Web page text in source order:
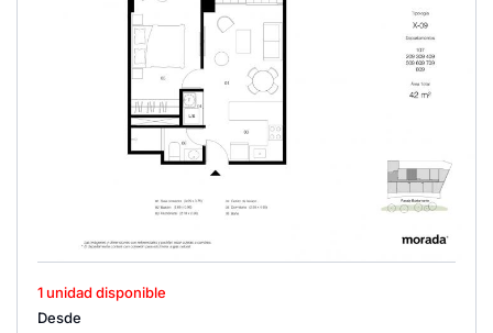
1 unidad disponible
Desde